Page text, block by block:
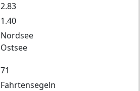
2.83
1.40
Nordsee
Ostsee
71
Fahrtensegeln